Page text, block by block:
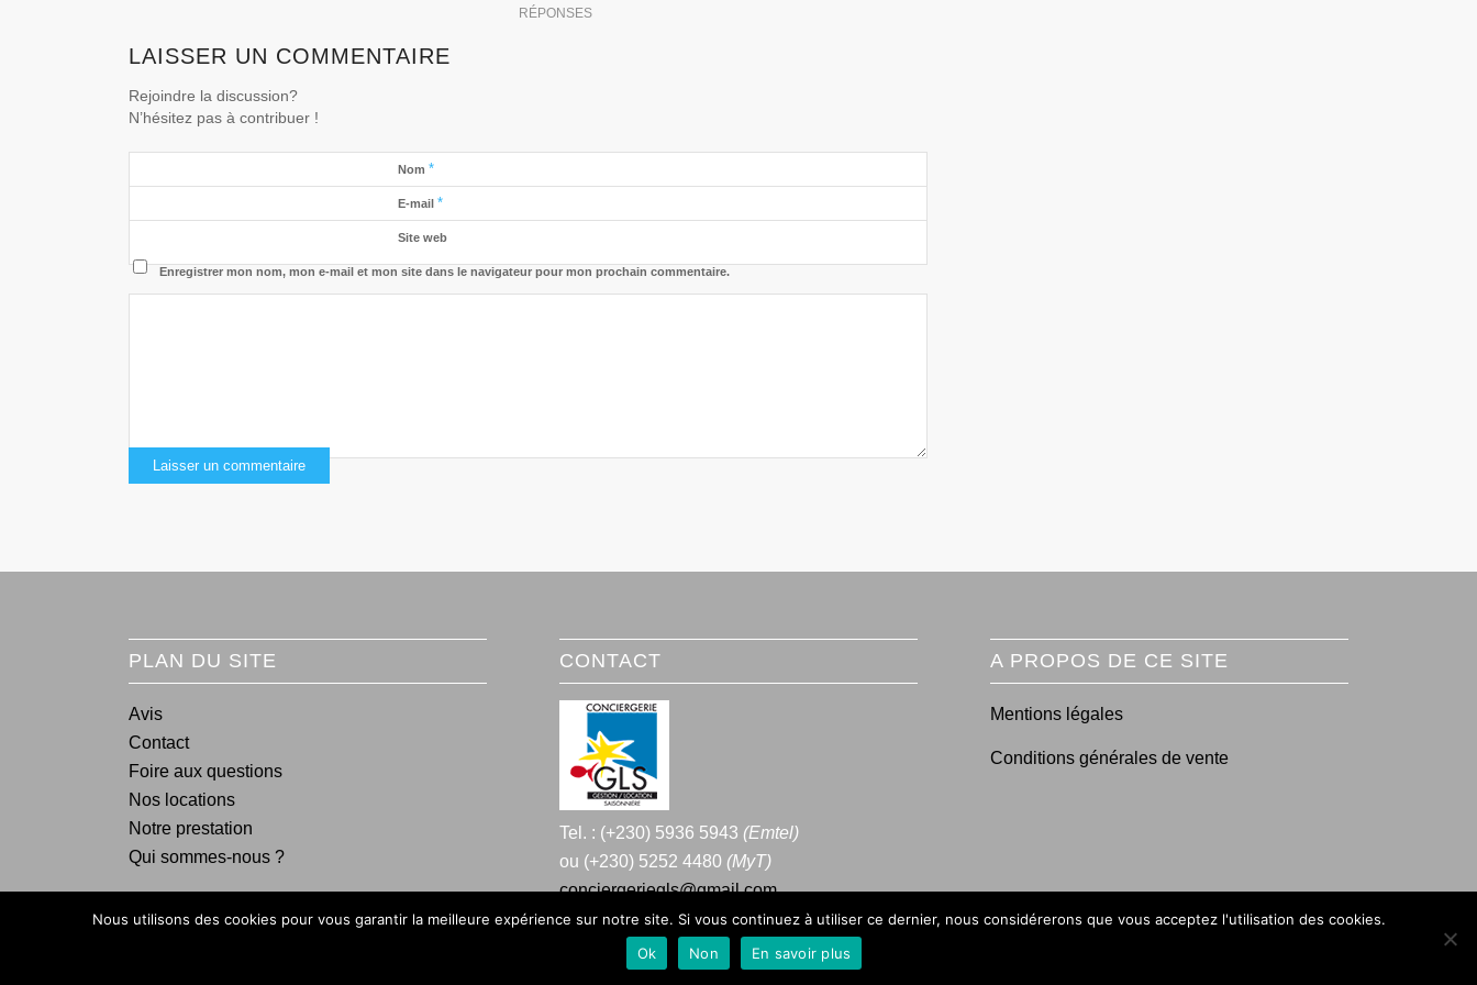
RÉPONSES
LAISSER UN COMMENTAIRE
Rejoindre la discussion?
N’hésitez pas à contribuer !
Nom*
E-mail*
Site web
Enregistrer mon nom, mon e-mail et mon site dans le navigateur pour mon prochain commentaire.
PLAN DU SITE
Avis
Contact
Foire aux questions
Nos locations
Notre prestation
Qui sommes-nous ?
CONTACT
Tel. : (+230) 5936 5943 (Emtel)
ou (+230) 5252 4480 (MyT)
conciergeriegls@gmail.com
A PROPOS DE CE SITE
Mentions légales
Conditions générales de vente
Nous utilisons des cookies pour vous garantir la meilleure expérience sur notre site. Si vous continuez à utiliser ce dernier, nous considérerons que vous acceptez l'utilisation des cookies.
Ok
Non En savoir plus